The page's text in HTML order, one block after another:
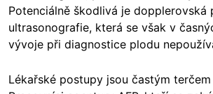
Potenciálně škodlivá je dopplerovská
ultrasonografie, která se však v
vývoje při diagnostice plodu
Lékařské postupy jsou častým